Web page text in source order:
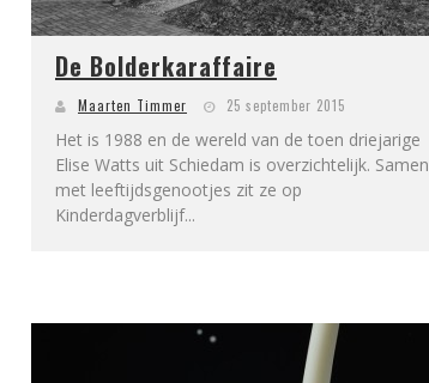
De Bolderkaraffaire
Maarten Timmer 25 september 2015
Het is 1988 en de wereld van de toen driejarige
Elise Watts uit Schiedam is overzichtelijk. Samen
met leeftijdsgenootjes zit ze op
Kinderdagverblijf...